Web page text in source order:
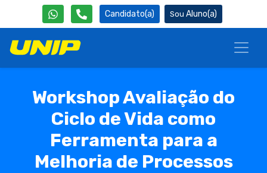
Candidato(a) Aluno(a)
Workshop Avaliação do
Ciclo de Vida como
Ferramenta para a
Melhoria de Processos